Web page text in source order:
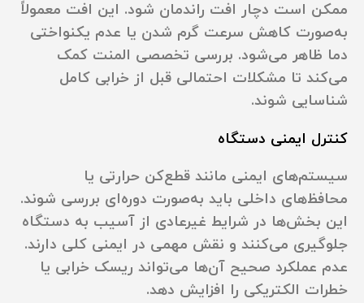
ممکن است دچار افت راندمان شود. این افت معمولاً
به‌صورت کاهش سرعت گرم شدن یا عدم یکنواختی
دما ظاهر می‌شود. بررسی تخصصی المنت کمک
می‌کند تا مشکلات احتمالی قبل از خرابی کامل
شناسایی شوند.
کنترل ایمنی دستگاه
سیستم‌های ایمنی مانند قطع‌کن حرارتی یا
محافظ‌های داخلی باید به‌صورت دوره‌ای بررسی شوند.
این بخش‌ها در شرایط غیرعادی از آسیب به دستگاه
جلوگیری می‌کنند و نقش مهمی در ایمنی کلی دارند.
عدم عملکرد صحیح آن‌ها می‌تواند ریسک خرابی یا
خطرات الکتریکی را افزایش دهد.